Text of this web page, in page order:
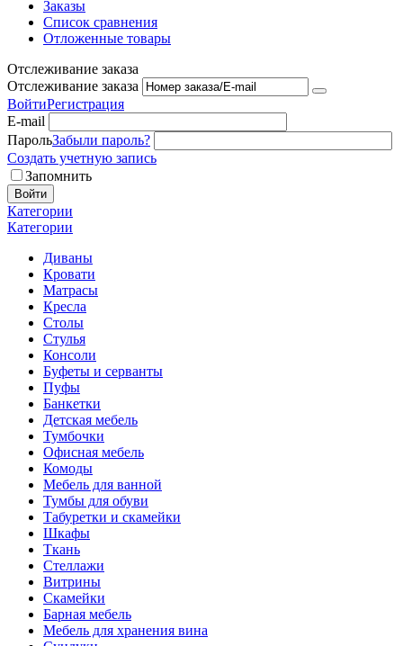
Заказы
Список сравнения
Отложенные товары
Отслеживание заказа
Отслеживание заказа
ВойтиРегистрация
E-mail
ПарольЗабыли пароль?
Создать учетную запись
Запомнить
Войти
Категории
Категории
Диваны
Кровати
Матрасы
Кресла
Столы
Стулья
Консоли
Буфеты и серванты
Пуфы
Банкетки
Детская мебель
Тумбочки
Офисная мебель
Комоды
Мебель для ванной
Тумбы для обуви
Табуретки и скамейки
Шкафы
Ткань
Стеллажи
Витрины
Скамейки
Барная мебель
Мебель для хранения вина